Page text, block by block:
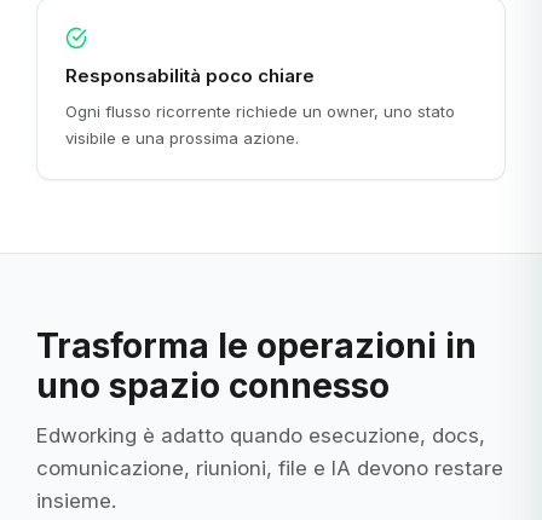
Responsabilità poco chiare
Ogni flusso ricorrente richiede un owner, uno stato
visibile e una prossima azione.
Trasforma le operazioni in
uno spazio connesso
Edworking è adatto quando esecuzione, docs,
comunicazione, riunioni, file e IA devono restare
insieme.